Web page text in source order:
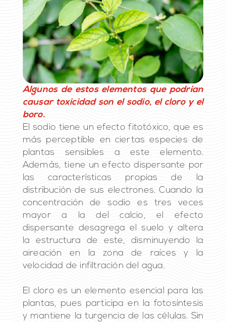
Algunos de estos elementos que podrían
causar toxicidad son el sodio, el cloro y el
boro.
El sodio tiene un efecto fitotóxico, que es
más perceptible en ciertas especies de
plantas sensibles a este elemento.
Además, tiene un efecto dispersante por
las características propias de la
distribución de sus electrones. Cuando la
concentración de sodio es tres veces
mayor a la del calcio, el efecto
dispersante desagrega el suelo y altera
la estructura de este, disminuyendo la
aireación en la zona de raíces y la
velocidad de infiltración del agua.
El cloro es un elemento esencial para las
plantas, pues participa en la fotosíntesis
y mantiene la turgencia de las células. Sin